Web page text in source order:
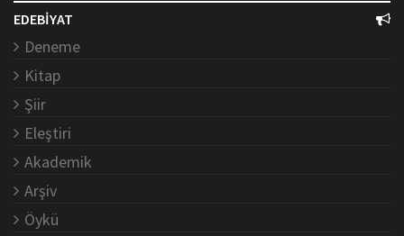
EDEBİYAT
Deneme
Kitap
Şiir
Eleştiri
Akademik
Arşiv
Öykü